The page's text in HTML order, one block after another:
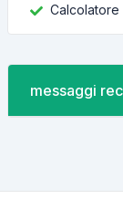
Calcolatore
messaggi